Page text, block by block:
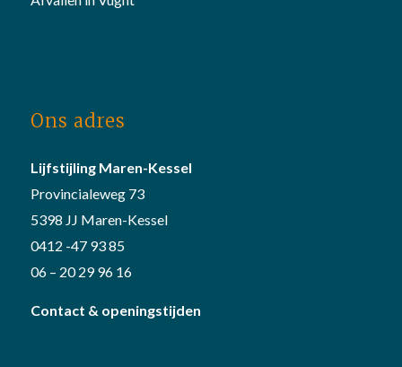
Ons adres
Lijfstijling Maren-Kessel
Provincialeweg 73
5398 JJ Maren-Kessel
0412 -47 93 85
06 – 20 29 96 16
Contact & openingstijden